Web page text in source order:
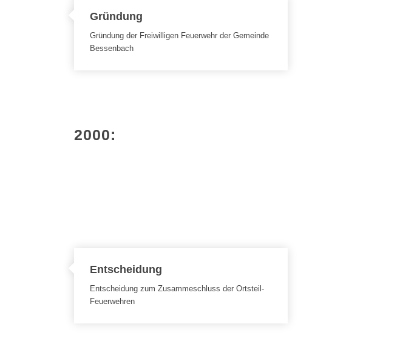
Gründung
Gründung der Freiwilligen Feuerwehr der Gemeinde
Bessenbach
2000:
Entscheidung
Entscheidung zum Zusammeschluss der Ortsteil-
Feuerwehren